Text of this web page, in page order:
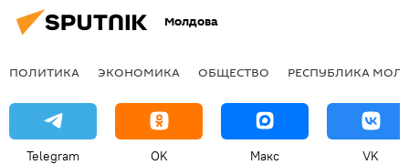
Молдова
ПОЛИТИКА ЭКОНОМИКА ОБЩЕСТВО РЕСПУБЛИКА
Telegram OK Макс VK